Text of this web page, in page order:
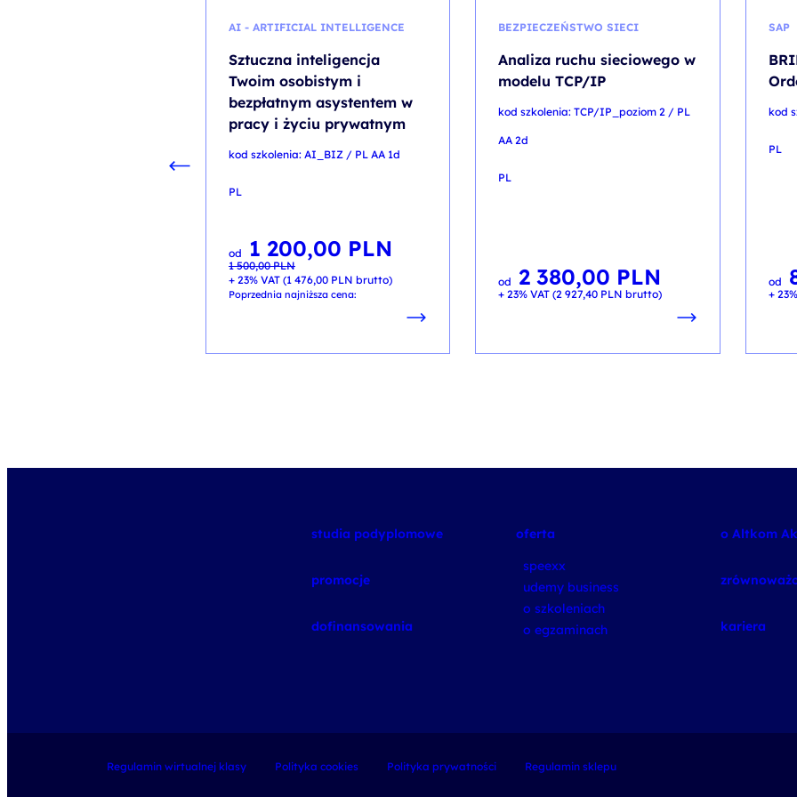
AI - ARTIFICIAL INTELLIGENCE
Sztuczna inteligencja
Twoim osobistym i
bezpłatnym asystentem w
pracy i życiu prywatnym
kod szkolenia: AI_BIZ / PL AA 1d
PL
od
1 500,00PLN
Pierwotna
cena
wynosiła:
1 500,00 PLN.
1 200,00 PLN
Aktualna
cena
wynosi:
1 200,00 PLN.
+ 23% VAT (1 476,00 PLN brutto)
Poprzednia najniższa cena:
BEZPIECZEŃSTWO SIECI
Analiza ruchu sieciowego w
modelu TCP/IP
kod szkolenia: TCP/IP_poziom 2 / PL
AA 2d
PL
od 2 380,00 PLN
+ 23% VAT (2 927,40 PLN brutto)
SAP
kod
PL
od
+
studia podyplomowe
promocje
dofinansowania
oferta
speexx
udemy business
o szkoleniach
o egzaminach
o Altkom
kariera
Regulamin wirtualnej klasy Polityka cookies Polityka prywatności Regulamin sklepu